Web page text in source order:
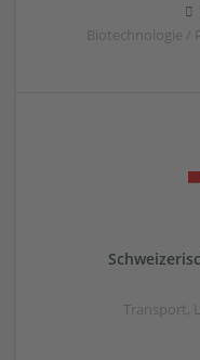
Biotechnologie /
Transport,